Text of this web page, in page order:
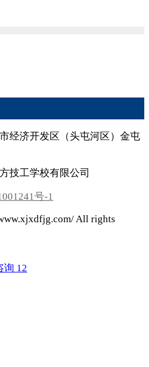
经济开发区（头屯河区）金屯
技工学校有限公司
号-1
All rights
询 12